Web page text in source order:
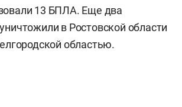
13 БПЛА. Еще два
в Ростовской области
областью.